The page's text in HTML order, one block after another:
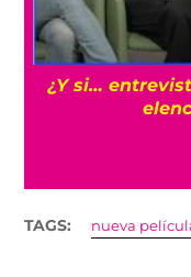
¿Y si…
TAGS: nueva